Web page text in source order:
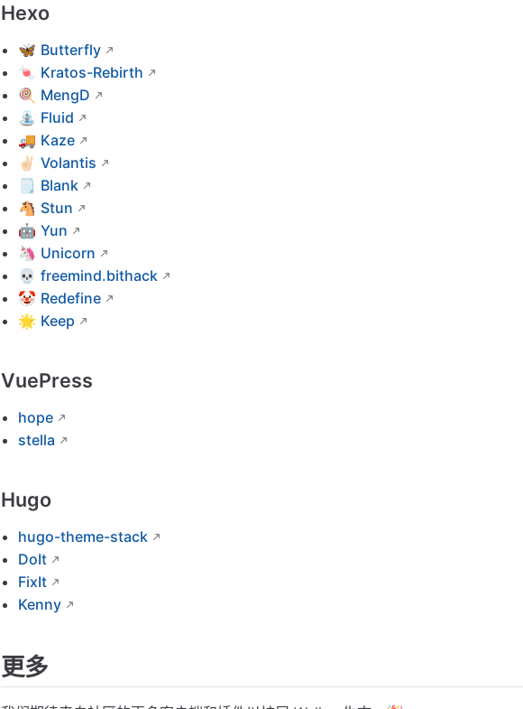
Hexo
🦋 Butterfly
🍬 Kratos-Rebirth
🍭 MengD
⛲ Fluid
🚚 Kaze
✌🏻Volantis
🗒 Blank
🐴 Stun
🤖Yun
🦄 Unicorn
💀freemind.bithack
🤡 Redefine
🌟 Keep
VuePress
hope
stella
Hugo
hugo-theme-stack
DoIt
FixIt
Kenny
更多